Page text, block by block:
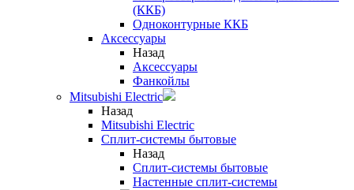
(ККБ)
Одноконтурные ККБ
Аксессуары
Назад
Аксессуары
Фанкойлы
Mitsubishi Electric
Назад
Mitsubishi Electric
Сплит-системы бытовые
Назад
Сплит-системы бытовые
Настенные сплит-системы